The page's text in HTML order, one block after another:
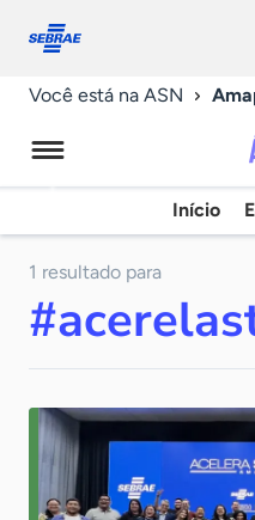
conosco
Você está na ASN
Início
1 resultado para